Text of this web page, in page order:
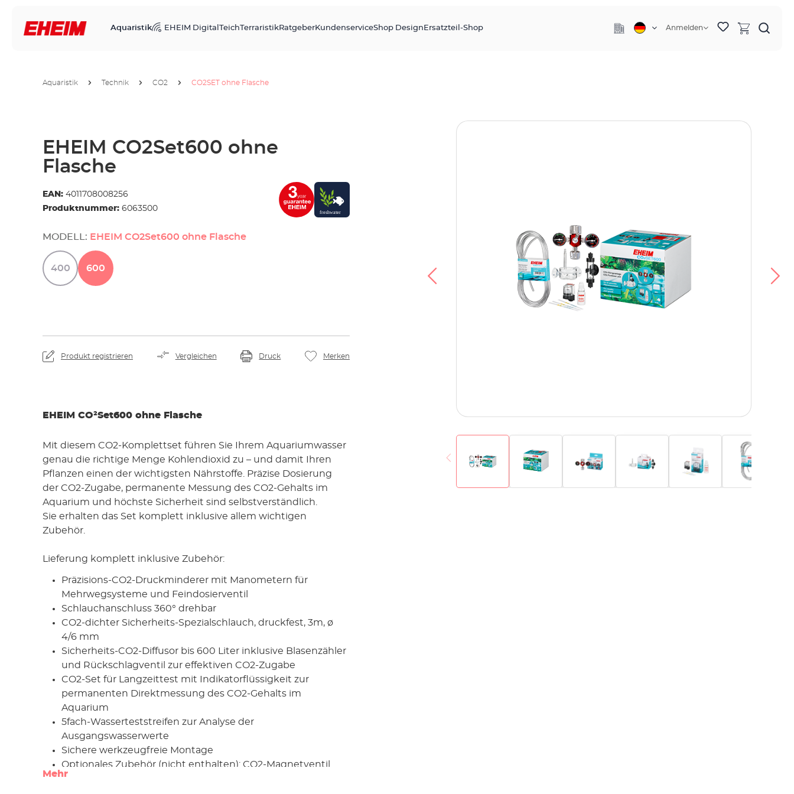
Aquaristik EHEIM Digital TeichTerraristikRatgeberKundenserviceShop Design Ersatzteil-Shop Anmelden
Aquaristik Technik CO2 CO2SET ohne Flasche
EHEIM CO2Set600 ohne
Flasche
EAN: 4011708008256
Produktnummer: 6063500
MODELL: EHEIM CO2Set600 ohne Flasche
400 600
Produkt registrieren Vergleichen Druck Merken
EHEIM CO²Set600 ohne Flasche
Mit diesem CO2-Komplettset führen Sie Ihrem Aquariumwasser
genau die richtige Menge Kohlendioxid zu – und damit Ihren
Pflanzen einen der wichtigsten Nährstoffe. Präzise Dosierung
der CO2-Zugabe, permanente Messung des CO2-Gehalts im
Aquarium und höchste Sicherheit sind selbstverständlich.
Sie erhalten das Set komplett inklusive allem wichtigen
Zubehör.
Lieferung komplett inklusive Zubehör:
Präzisions-CO2-Druckminderer mit Manometern für
Mehrwegsysteme und Feindosierventil
Schlauchanschluss 360° drehbar
CO2-dichter Sicherheits-Spezialschlauch, druckfest, 3m, ø
4/6 mm
Sicherheits-CO2-Diffusor bis 600 Liter inklusive Blasenzähler
und Rückschlagventil zur effektiven CO2-Zugabe
CO2-Set für Langzeittest mit Indikatorflüssigkeit zur
permanenten Direktmessung des CO2-Gehalts im
Aquarium
5fach-Wasserteststreifen zur Analyse der
Ausgangswasserwerte
Sichere werkzeugfreie Montage
Optionales Zubehör (nicht enthalten): CO2-Magnetventil
(Nachtabschaltung)
Mehr